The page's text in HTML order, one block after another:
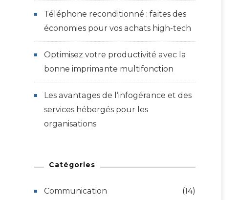
Téléphone reconditionné : faites des
économies pour vos achats high-tech
Optimisez votre productivité avec la
bonne imprimante multifonction
Les avantages de l’infogérance et des
services hébergés pour les
organisations
Catégories
Communication (14)